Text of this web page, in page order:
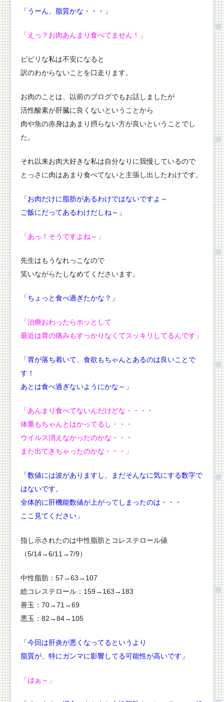
「うーん、脂質かな・・・」
「えっ？お肉あんまり食べてません！」
ビビリな私は不安になると
訳のわからないことを口走ります。
お肉のことは、以前のブログでもお話しましたが
活性酸素が肝臓に良くないということから
肉や魚の赤身はあまり摂らない方が良いということでし
た。
それ以来お肉大好きな私は自分なりに我慢しているので
とっさに肉はあまり食べてないと主張し出したわけです。
「お肉だけに脂肪があるわけではないですよ～
ご飯にだってあるわけだしね～」
「あっ！そうですよね～」
先生はもうなれっこなので
笑いながらたしなめてくださいます。
「ちょっと食べ過ぎたかな？」
「治療おわったらホッとして
最近は胃の痛みもすっかりなくてスッキリしてるんです」
「胃が落ち着いて、食欲もちゃんとあるのは良いことで
す！
あとは食べ過ぎないようにかな～」
「あんまり食べてないんだけどな・・・・
体重もちゃんとはかってるし・・・
ウイルス消えなかったのかな・・・
また出てきちゃったのかな・・・」
「数値には波がありますし、
まだそんなに気にする数字で
はないです。
全体的に肝機能数値が上がってしまったのは・・・
ここ見てください」
指し示されたのは中性脂肪とコレステロール値
（5/14→6/11→7/9）
中性脂肪：57→63→107
総コレステロール：159→163→183
善玉：70→71→69
悪玉：82→84→105
「今回は肝炎が悪くなってるというより
脂質が、 特にガンマに影響してる可能性が高いです」
「はぁ～」